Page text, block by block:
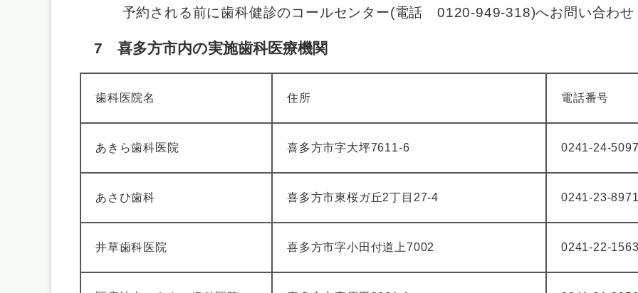
予約される前に歯科健診のコールセンター(電話 0120-949-318)へお問い合わせ
7 喜多方市内の実施歯科医療機関
歯科医院名 住所 電話番号
あきら歯科医院 喜多方市字大坪7611-6 0241-24-5097
あさひ歯科 喜多方市東桜ガ丘2丁目27-4 0241-23-8971
井草歯科医院 喜多方市字小田付道上7002 0241-22-1563